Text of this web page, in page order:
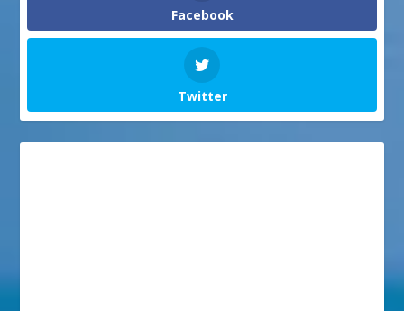
Facebook
Twitter